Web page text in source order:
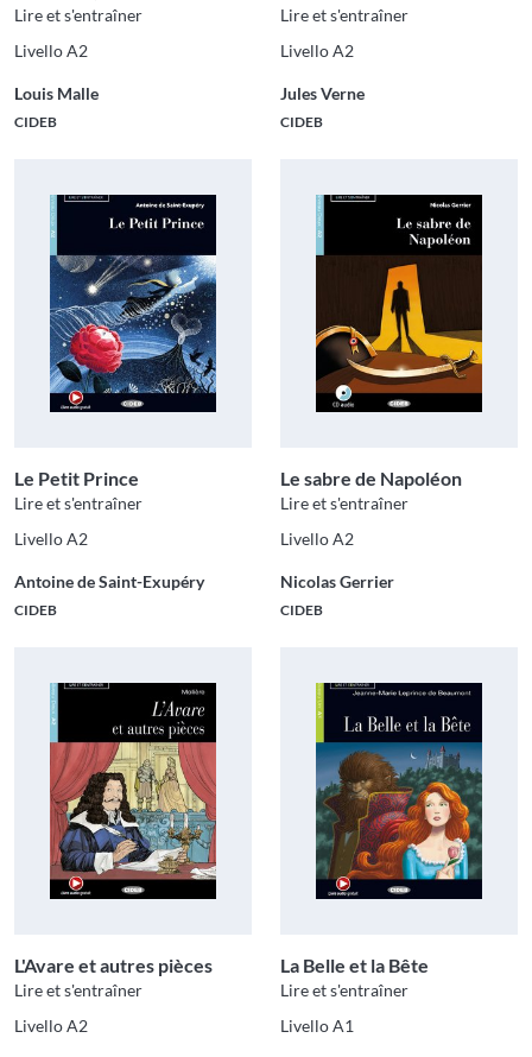
Lire et s'entraîner
Livello A2
Louis Malle
CIDEB
Lire et s'entraîner
Livello A2
Jules Verne
CIDEB
Le Petit Prince
Lire et s'entraîner
Livello A2
Antoine de Saint-Exupéry
CIDEB
Le sabre de Napoléon
Lire et s'entraîner
Livello A2
Nicolas Gerrier
CIDEB
L'Avare et autres pièces
Lire et s'entraîner
Livello A2
La Belle et la Bête
Lire et s'entraîner
Livello A1